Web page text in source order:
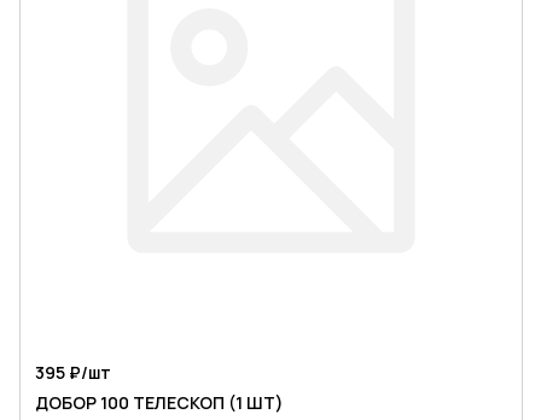
395 ₽/шт
ДОБОР 100 ТЕЛЕСКОП (1 ШТ)